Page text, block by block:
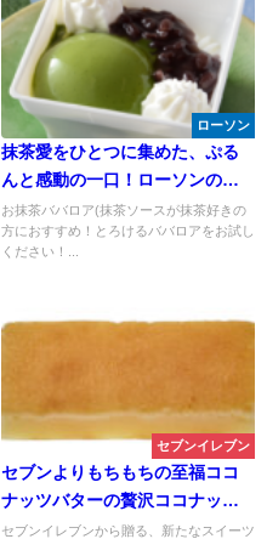
ローソン
抹茶愛をひとつに集めた、ぷる
んと感動の一口！ローソンのお
抹茶ババロアがお茶の時間に幸
せな余韻を運んできます。
お抹茶ババロア(抹茶ソースが抹茶好きの
方におすすめ！とろけるババロアをお試し
ください！...
セブンイレブン
セブンよりもちもちの至福ココ
ナッツバターの贅沢ココナッツ
バター餅が登場
セブンイレブンから贈る、新たなスイーツ